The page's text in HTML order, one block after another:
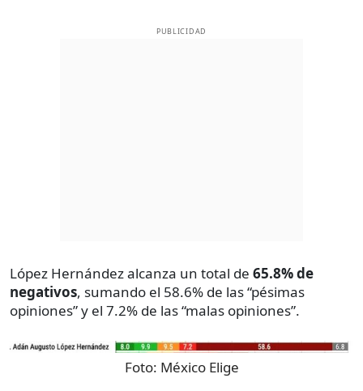
PUBLICIDAD
López Hernández alcanza un total de 65.8% de
negativos, sumando el 58.6% de las “pésimas
opiniones” y el 7.2% de las “malas opiniones”.
Foto: México Elige